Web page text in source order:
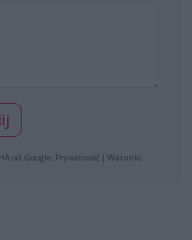
od Google: Prywatność | Warunki